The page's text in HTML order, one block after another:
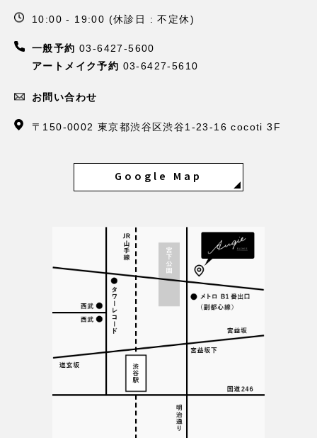
10:00 - 19:00 (休診日 : 不定休)
一般予約 03-6427-5600
アートメイク予約 03-6427-5610
お問い合わせ
〒150-0002 東京都渋谷区渋谷1-23-16 cocoti 3F
Google Map